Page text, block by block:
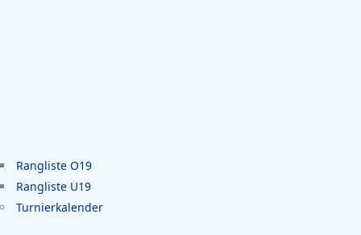
Rangliste O19
Rangliste U19
Turnierkalender